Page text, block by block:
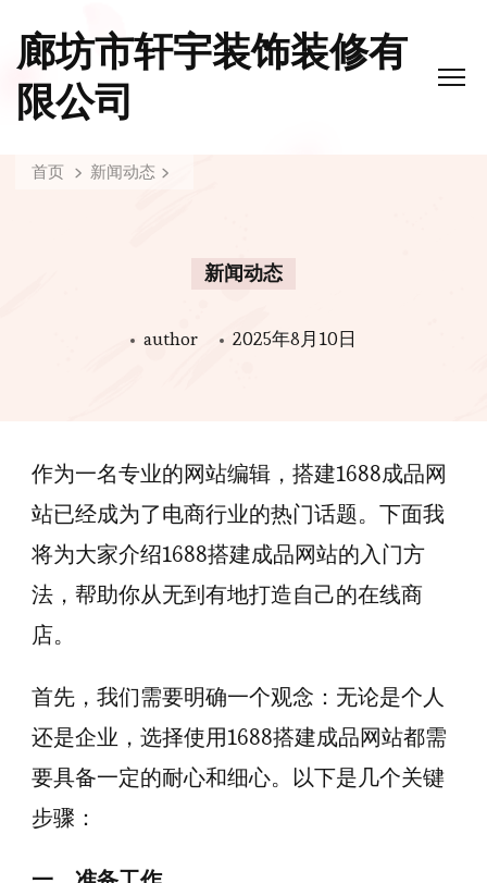
廊坊市轩宇装饰装修有
限公司
首页 新闻动态
新闻动态
author 2025年8月10日
作为一名专业的网站编辑，搭建1688成品网
站已经成为了电商行业的热门话题。下面我
将为大家介绍1688搭建成品网站的入门方
法，帮助你从无到有地打造自己的在线商
店。
首先，我们需要明确一个观念：无论是个人
还是企业，选择使用1688搭建成品网站都需
要具备一定的耐心和细心。以下是几个关键
步骤：